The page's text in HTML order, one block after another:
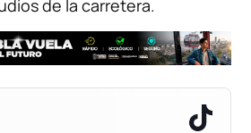
de la carretera.